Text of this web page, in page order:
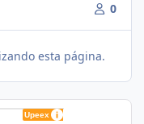
0
esta página.